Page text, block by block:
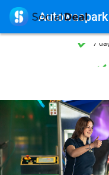
7
7
